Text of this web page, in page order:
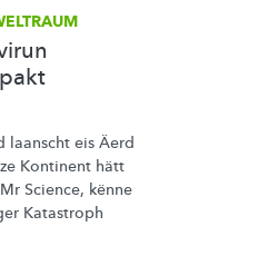
laanscht eis Äerd
Kontinent hätt
Science, kënne
Katastroph